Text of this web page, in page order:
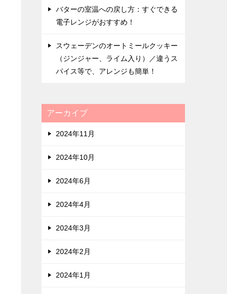
バターの室温への戻し方：すぐできる
電子レンジがおすすめ！
スウェーデンのオートミールクッキー
（ジンジャー、ライム入り）／違うス
パイス等で、アレンジも簡単！
アーカイブ
2024年11月
2024年10月
2024年6月
2024年4月
2024年3月
2024年2月
2024年1月